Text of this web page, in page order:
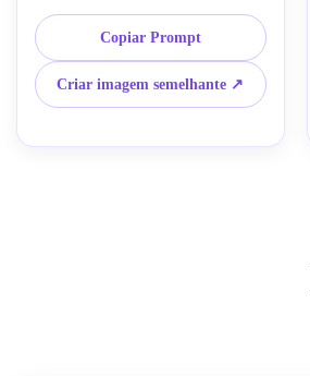
tipografia futurista ousada, luz roxa e
azul elétrica e uma composição de
pôster de boate central. Adicione
névoa sutil, bordas luminosas, fundo
escuro brilhante, alta saturação,
impressionante qualidade de
Copiar Prompt
Criar imagem semelhante ↗